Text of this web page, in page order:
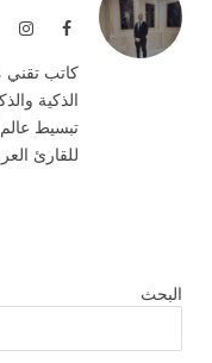
فيسبوك
كاتب تقني
الذكية
تبسيط
للقارئ
البحث